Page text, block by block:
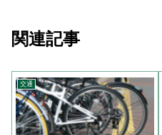
関連記事
交通